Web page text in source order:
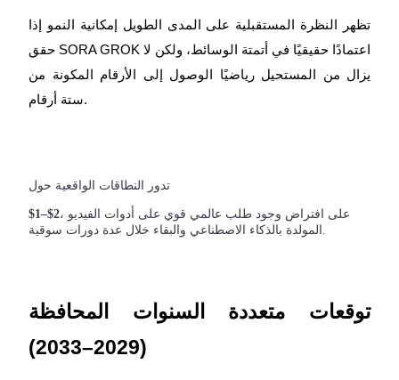
اربح الجوائز والمكافآت الحصرية
مركز المكافآت
تظهر النظرة المستقبلية على المدى الطويل إمكانية النمو إذا
حقق SORA GROK اعتمادًا حقيقيًا في أتمتة الوسائط، ولكن لا
يزال من المستحيل رياضيًا الوصول إلى الأرقام المكونة من
ستة أرقام.
تدور النطاقات الواقعية حول
$1–$2، على افتراض وجود طلب عالمي قوي على أدوات الفيديو
توقعات متعددة السنوات المحافظة
(2029–2033)